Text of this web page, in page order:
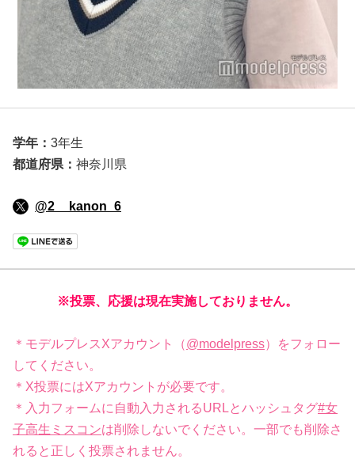
学年： 3年生
都道府県： 神奈川県
@2__kanon_6
※投票、応援は現在実施しておりません。
＊モデルプレスXアカウント（@modelpress）をフォロー
してください。
＊X投票にはXアカウントが必要です。
＊入力フォームに自動入力されるURLとハッシュタグ#女
子高生ミスコンは削除しないでください。一部でも削除さ
れると正しく投票されません。